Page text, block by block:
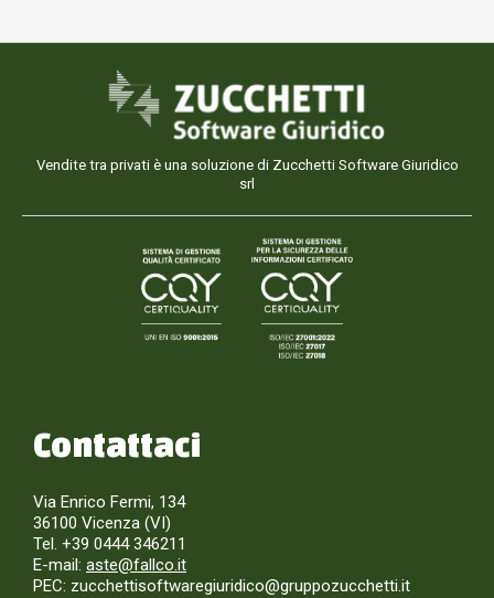
Vendite tra privati è una soluzione di Zucchetti Software Giuridico
srl
Contattaci
Via Enrico Fermi, 134
36100 Vicenza (VI)
Tel. +39 0444 346211
E-mail: aste@fallco.it
PEC: zucchettisoftwaregiuridico@gruppozucchetti.it